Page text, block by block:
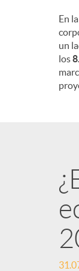
En
un
los